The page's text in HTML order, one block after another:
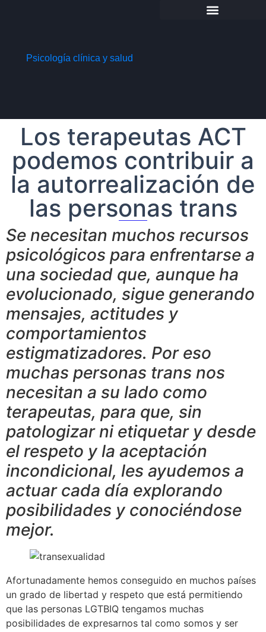
Psicología clínica y salud
Los terapeutas ACT
podemos contribuir a
la autorrealización de
las personas trans
Se necesitan muchos recursos
psicológicos para enfrentarse a
una sociedad que, aunque ha
evolucionado, sigue generando
mensajes, actitudes y
comportamientos
estigmatizadores. Por eso
muchas personas trans nos
necesitan a su lado como
terapeutas, para que, sin
patologizar ni etiquetar y desde
el respeto y la aceptación
incondicional, les ayudemos a
actuar cada día explorando
posibilidades y conociéndose
mejor.
Afortunadamente hemos conseguido en muchos países
un grado de libertad y respeto que está permitiendo
que las personas LGTBIQ tengamos muchas
posibilidades de expresarnos tal como somos y ser